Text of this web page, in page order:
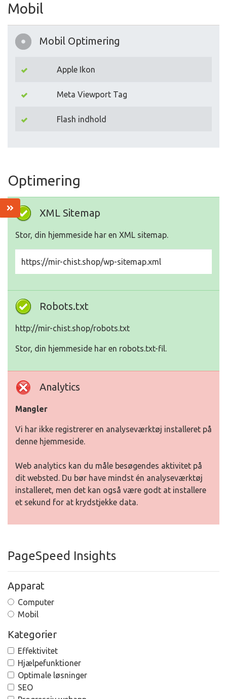
Mobil
Mobil Optimering
Apple Ikon
Meta Viewport Tag
Flash indhold
Optimering
XML Sitemap
Stor, din hjemmeside har en XML sitemap.
https://mir-chist.shop/wp-sitemap.xml
Robots.txt
http://mir-chist.shop/robots.txt
Stor, din hjemmeside har en robots.txt-fil.
Analytics
Mangler
Vi har ikke registrerer en analyseværktøj installeret på
denne hjemmeside.
Web analytics kan du måle besøgendes aktivitet på
dit websted. Du bør have mindst én analyseværktøj
installeret, men det kan også være godt at installere
et sekund for at krydstjekke data.
PageSpeed Insights
Apparat
Computer
Mobil
Kategorier
Effektivitet
Hjælpefunktioner
Optimale løsninger
SEO